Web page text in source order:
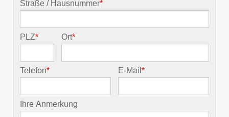
Straße / Hausnummer*
PLZ* Ort*
Telefon* E-Mail*
Ihre Anmerkung